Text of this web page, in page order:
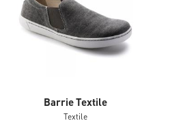
Barrie Textile
Textile